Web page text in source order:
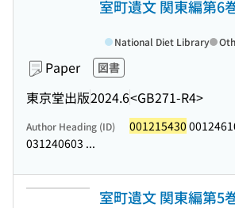
室町遺文 関東編第6
Paper 図書
東京堂出版2024.6<GB271-R4>
National Diet Library
Author Heading (ID) 001215430
031240603 ...
室町遺文 関東編第5